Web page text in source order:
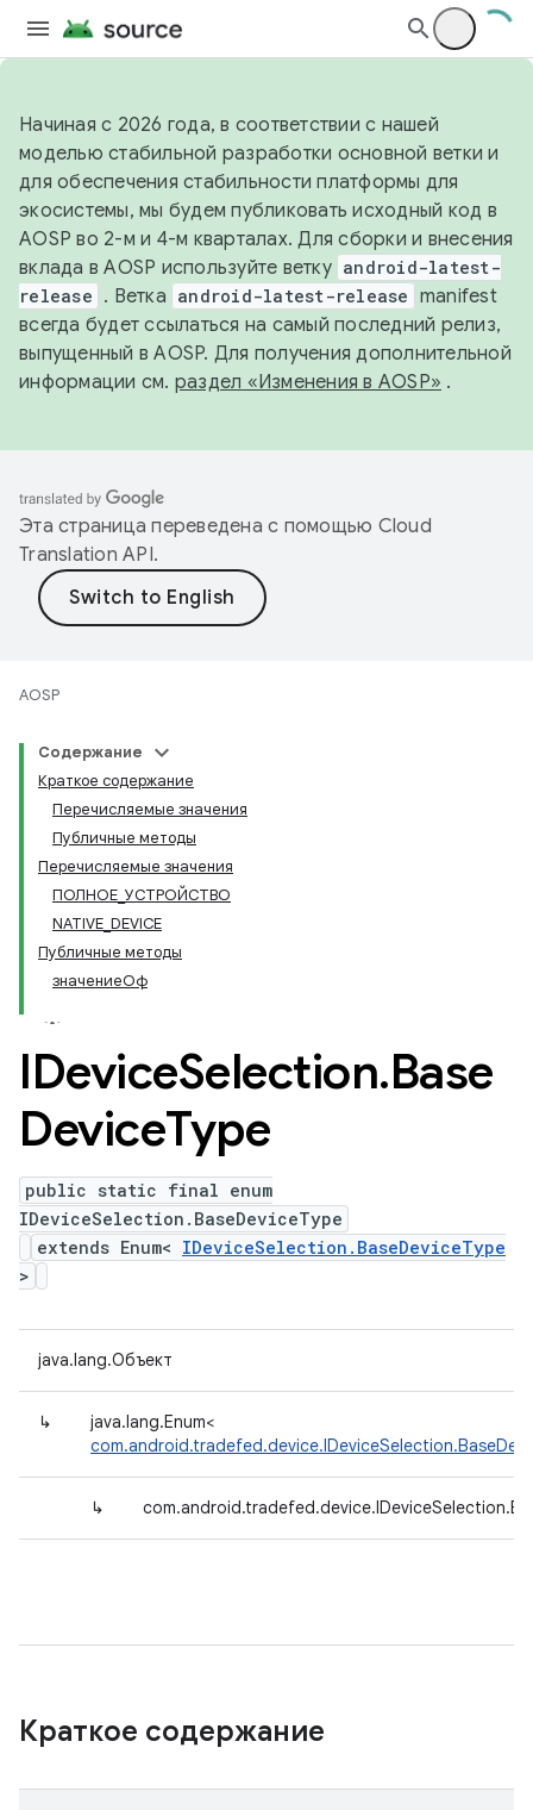
Начиная с 2026 года, в соответствии с нашей
моделью стабильной разработки основной ветки и
для обеспечения стабильности платформы для
экосистемы, мы будем публиковать исходный код в
AOSP во 2-м и 4-м кварталах. Для сборки и внесения
вклада в AOSP используйте ветку android-latest-
release . Ветка android-latest-release manifest
всегда будет ссылаться на самый последний релиз,
выпущенный в AOSP. Для получения дополнительной
информации см. раздел «Изменения в AOSP» .
Эта страница переведена с помощью Cloud
Translation API.
AOSP
Содержание
Краткое содержание
Перечисляемые значения
Публичные методы
Перечисляемые значения
ПОЛНОЕ_УСТРОЙСТВО
NATIVE_DEVICE
Публичные методы
значениеОф
IDeviceSelection.Base
DeviceType
public static final enum
IDeviceSelection.BaseDeviceType
extends Enum< IDeviceSelection.BaseDeviceType
>
java.lang.Объект
↳
java.lang.Enum<
↳
Краткое содержание